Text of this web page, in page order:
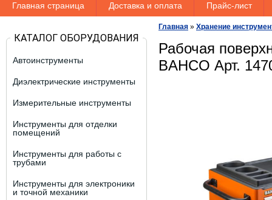
Главная страница Доставка и оплата Прайс-лист
КАТАЛОГ ОБОРУДОВАНИЯ
Автоинструменты
Диэлектрические инструменты
Измерительные инструменты
Инструменты для отделки
помещений
Инструменты для работы с
трубами
Инструменты для электроники
и точной механики
Главная » Хранение
Рабочая
BAHCO Арт.